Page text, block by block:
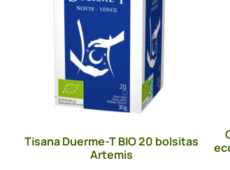
Tisana Duerme-T BIO 20 bolsitas
Artemis